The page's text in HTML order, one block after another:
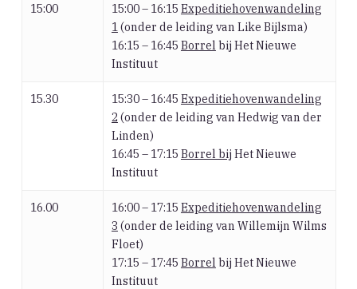
15:00 15:00 – 16:15 Expeditiehovenwandeling
1(onder de leiding van Like Bijlsma)
16:15 – 16:45 Borrel bij Het Nieuwe
Instituut
15.30 15:30 – 16:45 Expeditiehovenwandeling
2 (onder de leiding van Hedwig van der
Linden)
16:45 – 17:15 Borrel bij Het Nieuwe
Instituut
16.00 16:00 – 17:15 Expeditiehovenwandeling
3 (onder de leiding van Willemijn Wilms
Floet)
17:15 – 17:45 Borrel bij Het Nieuwe
Instituut